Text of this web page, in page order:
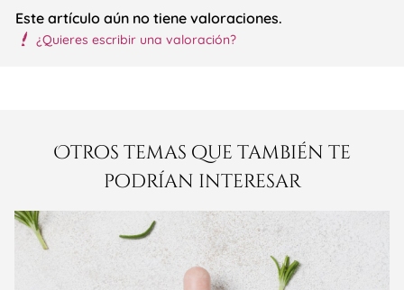
Este artículo aún no tiene valoraciones.
¿Quieres escribir una valoración?
Otros temas que también te
podrían interesar